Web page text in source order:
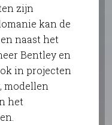
zijn
kan de
naast het
Bentley en
in projecten
modellen
het